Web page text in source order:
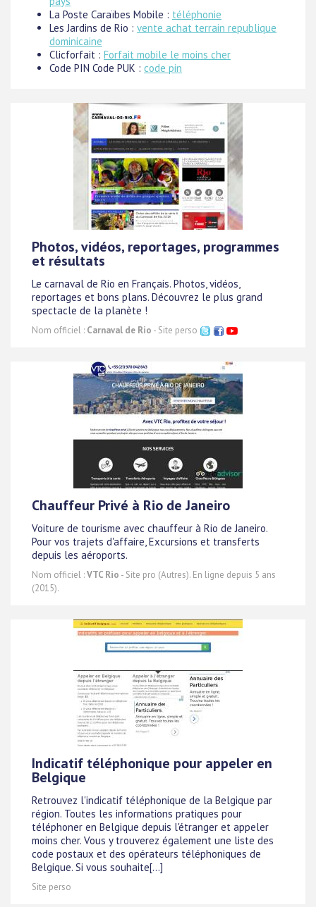
La Poste Caraïbes Mobile : téléphonie
Les Jardins de Rio : vente achat terrain republique
dominicaine
Clicforfait : Forfait mobile le moins cher
Code PIN Code PUK : code pin
Photos, vidéos, reportages, programmes
et résultats
Le carnaval de Rio en Français. Photos, vidéos,
reportages et bons plans. Découvrez le plus grand
spectacle de la planète !
Nom officiel : Carnaval de Rio - Site perso
Chauffeur Privé à Rio de Janeiro
Voiture de tourisme avec chauffeur à Rio de Janeiro.
Pour vos trajets d'affaire, Excursions et transferts
depuis les aéroports.
Nom officiel :VTC Rio - Site pro (Autres). En ligne depuis 5 ans
(2015).
Indicatif téléphonique pour appeler en
Belgique
Retrouvez l'indicatif téléphonique de la Belgique par
région. Toutes les informations pratiques pour
téléphoner en Belgique depuis l'étranger et appeler
moins cher. Vous y trouverez également une liste des
code postaux et des opérateurs téléphoniques de
Belgique. Si vous souhaite[...]
Site perso